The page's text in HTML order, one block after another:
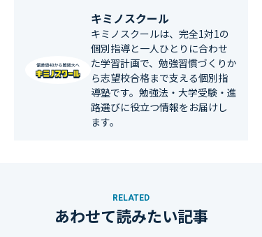
キミノスクール
キミノスクールは、完全1対1の
個別指導と一人ひとりに合わせ
た学習計画で、勉強習慣づくりか
ら志望校合格まで支える個別指
導塾です。勉強法・大学受験・進
路選びに役立つ情報をお届けし
ます。
RELATED
あわせて読みたい記事